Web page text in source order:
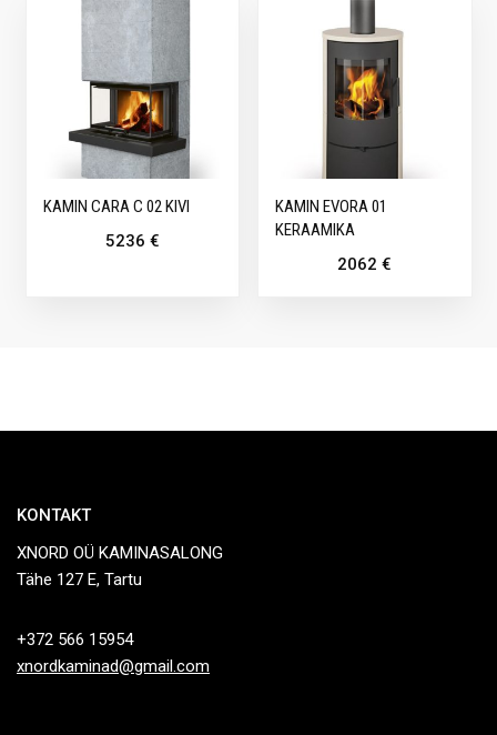
KAMIN CARA C 02 KIVI
5236 €
KAMIN EVORA 01
KERAAMIKA
2062€
KONTAKT
XNORD OÜ KAMINASALONG
Tähe 127 E, Tartu
+372 566 15954
xnordkaminad@gmail.com